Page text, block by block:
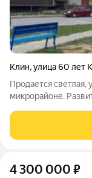
Клин,улица 60 лет
Продается
микрорайоне.
речка. Подойдет,
человека.
4 300 000 ₽